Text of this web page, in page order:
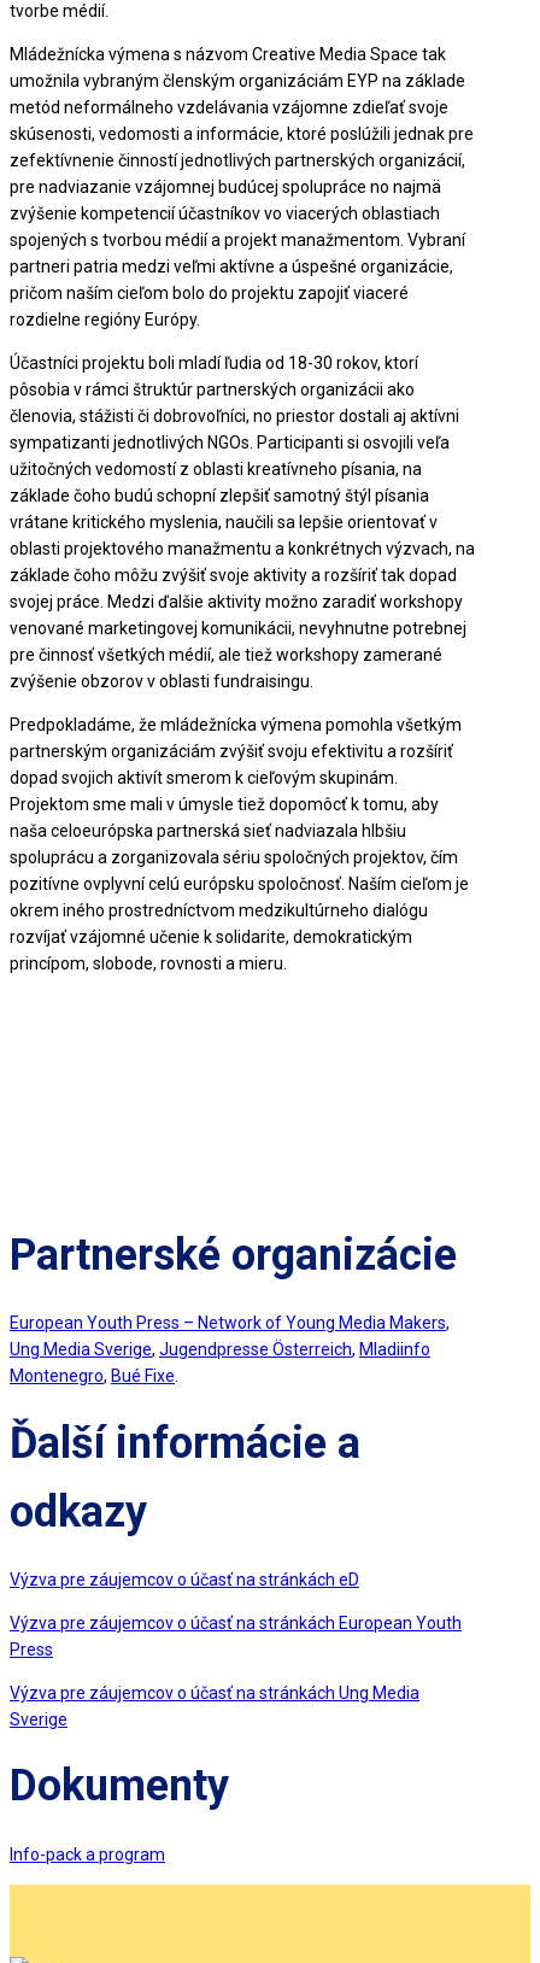
tvorbe médií.
Mládežnícka výmena s názvom Creative Media Space tak
umožnila vybraným členským organizáciám EYP na základe
metód neformálneho vzdelávania vzájomne zdieľať svoje
skúsenosti, vedomosti a informácie, ktoré poslúžili jednak pre
zefektívnenie činností jednotlivých partnerských organizácií,
pre nadviazanie vzájomnej budúcej spolupráce no najmä
zvýšenie kompetencií účastníkov vo viacerých oblastiach
spojených s tvorbou médií a projekt manažmentom. Vybraní
partneri patria medzi veľmi aktívne a úspešné organizácie,
pričom naším cieľom bolo do projektu zapojiť viaceré
rozdielne regióny Európy.
Účastníci projektu boli mladí ľudia od 18-30 rokov, ktorí
pôsobia v rámci štruktúr partnerských organizácii ako
členovia, stážisti či dobrovoľníci, no priestor dostali aj aktívni
sympatizanti jednotlivých NGOs. Participanti si osvojili veľa
užitočných vedomostí z oblasti kreatívneho písania, na
základe čoho budú schopní zlepšiť samotný štýl písania
vrátane kritického myslenia, naučili sa lepšie orientovať v
oblasti projektového manažmentu a konkrétnych výzvach, na
základe čoho môžu zvýšiť svoje aktivity a rozšíriť tak dopad
svojej práce. Medzi ďalšie aktivity možno zaradiť workshopy
venované marketingovej komunikácii, nevyhnutne potrebnej
pre činnosť všetkých médií, ale tiež workshopy zamerané
zvýšenie obzorov v oblasti fundraisingu.
Predpokladáme, že mládežnícka výmena pomohla všetkým
partnerským organizáciám zvýšiť svoju efektivitu a rozšíriť
dopad svojich aktivít smerom k cieľovým skupinám.
Projektom sme mali v úmysle tiež dopomôcť k tomu, aby
naša celoeurópska partnerská sieť nadviazala hlbšiu
spoluprácu a zorganizovala sériu spoločných projektov, čím
pozitívne ovplyvní celú európsku spoločnosť. Naším cieľom je
okrem iného prostredníctvom medzikultúrneho dialógu
rozvíjať vzájomné učenie k solidarite, demokratickým
princípom, slobode, rovnosti a mieru.
Partnerské organizácie
European Youth Press – Network of Young Media Makers,
Ung Media Sverige, Jugendpresse Österreich, Mladiinfo
Montenegro, Bué Fixe.
Ďalší informácie a
odkazy
Výzva pre záujemcov o účasť na stránkách eD
Výzva pre záujemcov o účasť na stránkách European Youth
Press
Výzva pre záujemcov o účasť na stránkách Ung Media
Sverige
Dokumenty
Info-pack a program